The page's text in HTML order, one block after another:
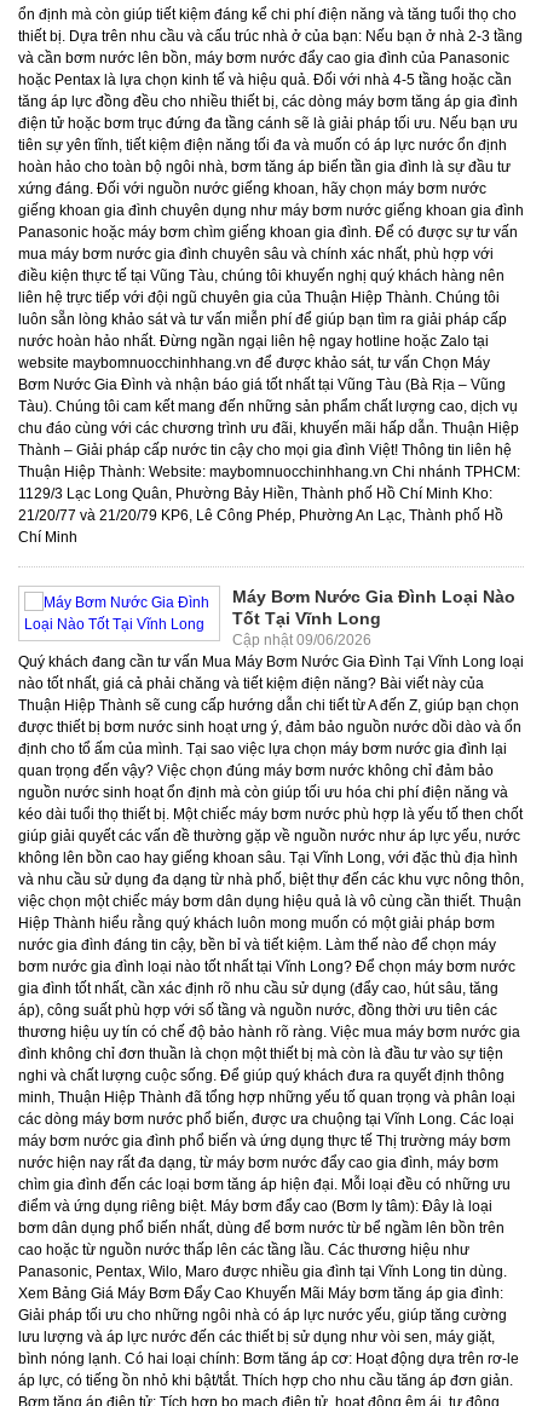
Máy Bơm Nước Gia Đình Loại Nào
Tốt Tại Vĩnh Long
Cập nhật 09/06/2026
Quý khách đang cần tư vấn Mua Máy Bơm Nước Gia Đình Tại Vĩnh Long loại nào tốt nhất, giá cả phải chăng và tiết kiệm điện năng? Bài viết này của Thuận Hiệp Thành sẽ cung cấp hướng dẫn chi tiết từ A đến Z, giúp bạn chọn được thiết bị bơm nước sinh hoạt ưng ý, đảm bảo nguồn nước dồi dào và ổn định cho tổ ấm của mình. Tại sao việc lựa chọn máy bơm nước gia đình lại quan trọng đến vậy? Việc chọn đúng máy bơm nước không chỉ đảm bảo nguồn nước sinh hoạt ổn định mà còn giúp tối ưu hóa chi phí điện năng và kéo dài tuổi thọ thiết bị. Một chiếc máy bơm nước phù hợp là yếu tố then chốt giúp giải quyết các vấn đề thường gặp về nguồn nước như áp lực yếu, nước không lên bồn cao hay giếng khoan sâu. Tại Vĩnh Long, với đặc thù địa hình và nhu cầu sử dụng đa dạng từ nhà phố, biệt thự đến các khu vực nông thôn, việc chọn một chiếc máy bơm dân dụng hiệu quả là vô cùng cần thiết. Thuận Hiệp Thành hiểu rằng quý khách luôn mong muốn có một giải pháp bơm nước gia đình đáng tin cậy, bền bỉ và tiết kiệm. Làm thế nào để chọn máy bơm nước gia đình loại nào tốt nhất tại Vĩnh Long? Để chọn máy bơm nước gia đình tốt nhất, cần xác định rõ nhu cầu sử dụng (đẩy cao, hút sâu, tăng áp), công suất phù hợp với số tầng và nguồn nước, đồng thời ưu tiên các thương hiệu uy tín có chế độ bảo hành rõ ràng. Việc mua máy bơm nước gia đình không chỉ đơn thuần là chọn một thiết bị mà còn là đầu tư vào sự tiện nghi và chất lượng cuộc sống. Để giúp quý khách đưa ra quyết định thông minh, Thuận Hiệp Thành đã tổng hợp những yếu tố quan trọng và phân loại các dòng máy bơm nước phổ biến, được ưa chuộng tại Vĩnh Long. Các loại máy bơm nước gia đình phổ biến và ứng dụng thực tế Thị trường máy bơm nước hiện nay rất đa dạng, từ máy bơm nước đẩy cao gia đình, máy bơm chìm gia đình đến các loại bơm tăng áp hiện đại. Mỗi loại đều có những ưu điểm và ứng dụng riêng biệt. Máy bơm đẩy cao (Bơm ly tâm): Đây là loại bơm dân dụng phổ biến nhất, dùng để bơm nước từ bể ngầm lên bồn trên cao hoặc từ nguồn nước thấp lên các tầng lầu. Các thương hiệu như Panasonic, Pentax, Wilo, Maro được nhiều gia đình tại Vĩnh Long tin dùng. Xem Bảng Giá Máy Bơm Đẩy Cao Khuyến Mãi Máy bơm tăng áp gia đình: Giải pháp tối ưu cho những ngôi nhà có áp lực nước yếu, giúp tăng cường lưu lượng và áp lực nước đến các thiết bị sử dụng như vòi sen, máy giặt, bình nóng lạnh. Có hai loại chính: Bơm tăng áp cơ: Hoạt động dựa trên rơ-le áp lực, có tiếng ồn nhỏ khi bật/tắt. Thích hợp cho nhu cầu tăng áp đơn giản. Bơm tăng áp điện tử: Tích hợp bo mạch điện tử, hoạt động êm ái, tự động điều chỉnh áp lực nước, tiết kiệm điện hơn. Bơm tăng áp biến tần (Inverter): Đây là dòng bơm tăng áp biến tần cho gia đình cao cấp nhất, sử dụng công nghệ biến tần để duy trì áp suất nước ổn định tuyệt đối, không gây tiếng ồn, và đặc biệt là cực kỳ tiết kiệm điện năng. Các thương hiệu nổi bật gồm Pentax, NTP, APP, Maro, Wilo. Xem Bảng Giá Máy Bơm Tăng Áp Khuyến Mãi Máy bơm chìm gia đình: Dùng để hút nước từ giếng đào, bể chứa ngầm hoặc xử lý nước thải sinh hoạt. Máy bơm chìm giếng khoan gia đình cũng thuộc loại này, chuyên dùng cho các giếng khoan sâu. Xem Bảng Giá Máy Bơm Chìm Khuyến Mãi Máy bơm nước giếng khoan gia đình: Bao gồm bơm ly tâm hút sâu, bơm hỏa tiễn (bơm chìm giếng khoan). Đặc biệt, máy bơm nước giếng khoan gia đình Panasonic rất được tin dùng. Xem Bảng Giá Bơm Hỏa Tiễn Giếng Khoan Khuyến Mãi Máy bơm nước tưới cây gia đình: Loại bơm này thường có lưu lượng lớn, cột áp vừa phải, phù hợp cho việc tưới tiêu vườn tược nhỏ. Xem Bảng Giá Bơm Tưới Vườn Khuyến Mãi Làm thế nào để chọn máy bơm nước phù hợp với số tầng và nhu cầu sử dụng của gia đình? Việc chọn máy bơm cần dựa trên chiều cao của tòa nhà (cột áp), lưu lượng nước cần thiết, và loại nguồn nước để đảm bảo hiệu suất tối ưu và tiết kiệm điện. Để đảm bảo máy bơm hoạt động hiệu quả và bền bỉ, việc tính toán thông số kỹ thuật là rất quan trọng. Thuận Hiệp Thành xin chia sẻ kinh nghiệm chọn mua máy bơm nước gia đình theo số tầng và mục đích sử dụng. Chọn máy bơm nước theo số tầng Nhà 1-2 tầng: Các loại máy bơm nước chân không gia đình hoặc bơm ly tâm công suất nhỏ (0.5HP - 1HP) với cột áp khoảng 20-30m là đủ. Các dòng máy bơm nước gia đình Panasonic, Wilo thường có nhiều lựa chọn phù hợp. Nhà 3-4 tầng: Cần máy bơm có công suất từ 1HP - 1.5HP, cột áp khoảng 30-45m. Bơm đẩy cao hoặc bơm tăng áp điện tử sẽ là lựa chọn tốt. Nhà 5 tầng trở lên: Ưu tiên máy bơm đa tầng cánh hoặc bơm trục đứng đa tầng cánh công suất từ 1.5HP - 2HP trở lên, với cột áp đạt 50-70m. Máy bơm tăng áp biến tần cho gia đình cũng là một giải pháp tuyệt vời để đảm bảo áp lực nước ổn định cho toàn bộ tòa nhà. Xem Bảng Giá Máy Bơm Đa Tầng Cánh Khuyến Mãi Cách tính thông số kỹ thuật cơ bản Để tránh lãng phí điện năng và đảm bảo hiệu suất, quý khách cần lưu ý các thông số sau: Cột áp (Head): Là chiều cao mà bơm có thể đẩy nước lên. Cần tính toán cột áp thực tế (chiều cao từ bơm đến bồn nước cao nhất) cộng thêm khoảng 10-20% tổn thất áp lực do ma sát đường ống. Ví dụ, nhà 4 tầng (khoảng 12m) cần bơm có cột áp tối thiểu 15-18m. Lưu lượng (Flow Rate): Là lượng nước bơm được trong một đơn vị thời gian (lít/phút hoặc m³/giờ). Một gia đình 4 người thường cần lưu lượng khoảng 1-2 m³/giờ. Công suất (Power): Đơn vị HP hoặc kW. Công suất càng lớn, khả năng bơm càng mạnh nhưng cũng tiêu thụ nhiều điện hơn. Chọn công suất phù hợp với cột áp và lưu lượng đã tính toán. Máy bơm nước gia đình tốn bao nhiêu điện một tháng? Lượng điện tiêu thụ của máy bơm phụ thuộc vào công suất, thời gian hoạt động và hiệu suất của bơm. Một máy bơm 1HP hoạt động 2 giờ/ngày có thể tiêu thụ khoảng 45 kWh/tháng, tương đương khoảng 100.000 - 150.000 VNĐ. Chi phí điện năng là một trong những mối quan tâm hàng đầu khi mua máy bơm nước gia đình. Thuận Hiệp Thành sẽ giúp quý khách ước tính chi phí này một cách đơn giản. Công thức và ví dụ tính toán Để tính toán điện năng tiêu thụ, ta sử dụng công thức: A (kWh) = P (kW) x t (giờ) Trong đó: A là điện năng tiêu thụ (kWh). P là công suất của máy bơm (kW). (1HP ≈ 0.75 kW). t là tổng thời gian hoạt động trong tháng (giờ). Ví dụ thực tế: Một máy bơm nước gia đình 1HP (tương đương 0.75 kW) hoạt động trung bình 2 giờ mỗi ngày. Tổng thời gian hoạt động trong 1 tháng (30 ngày): t = 2 giờ/ngày * 30 ngày = 60 giờ. Điện năng tiêu thụ: A = 0.75 kW * 60 giờ = 45 kWh. Nếu giá điện trung bình là 2.500 VNĐ/kWh (giá tham khảo, có thể thay đổi theo bậc thang): Chi phí điện hàng tháng = 45 kWh * 2.500 VNĐ/kWh = 112.500 VNĐ. Lưu ý rằng các dòng bơm tăng áp biến tần (inverter) có thể giúp giảm đáng kể chi phí này do khả năng điều chỉnh công suất linh hoạt theo nhu cầu sử dụng thực tế. Nơi nào bán máy bơm nước gia đình giá rẻ nhất và uy tín tại Vĩnh Long? Để tìm nơi bán máy bơm nước gia đình giá rẻ và uy tín tại Vĩnh Long, quý khách nên đến Thuận Hiệp Thành - đơn vị phân phối chính hãng với chính sách giá cạnh tranh, bảo hành chu đáo và dịch vụ hỗ trợ tận tâm. Việc tìm kiếm một địa chỉ đáng tin cậy để mua máy bơm nước gia đình tại Vĩnh Long là rất quan trọng. Thuận Hiệp Thành tự hào là nhà cung cấp hàng đầu, mang đến cho quý khách những sản phẩm chất lượng cao cùng dịch vụ chuyên nghiệp. Tại sao nên chọn Thuận Hiệp Thành để mua máy bơm nước gia đình? Công ty Thuận Hiệp Thành là đơn vị phân phối máy bơm nước hàng đầu tại Việt Nam, với nhiều năm kinh nghiệm và uy tín trên thị trường. Chúng tôi cam kết mang đến những giá trị vượt trội cho khách hàng tại Vĩnh Long và trên toàn quốc: Hàng chính hãng 100%: Chúng tôi chỉ cung cấp các sản phẩm máy bơm nước từ các thương hiệu nổi tiếng thế giới như Panasonic, Pentax, Wilo, Ebara, Maro, NTP, APP, Shimge, CNP, Calpeda,... có đầy đủ giấy tờ chứng minh nguồn gốc xuất xứ. Giá cả cạnh tranh nhất: Với lợi thế là nhà phân phối lớn, Thuận Hiệp Thành luôn có báo giá máy bơm nước gia đình tốt nhất, cùng nhiều chương trình khuyến mãi, chiết khấu hấp dẫn, đặc biệt khi mua số lượng lớn. Đa dạng sản phẩm: Từ máy bơm nước đẩy cao gia đình, máy bơm tăng áp, bơm chìm, bơm giếng khoan, máy bơm nước tướicây gia đình cho đến các loại máy bơm nước gia đình wilo, máy bơm nước gia đình pentax, máy bơm nước gia đình panasonic, chúng tôi đều có sẵn để đáp ứng mọi nhu cầu của quý khách. Xem Bảng Giá Máy Bơm Nước Inox Khuyến Mãi Tư vấn chuyên nghiệp: Đội ngũ kỹ thuật viên giàu kinh nghiệm của Thuận Hiệp Thành sẽ tư vấn mua máy bơm nước gia đình, giúp quý khách chọn được sản phẩm phù hợp nhất với nhu cầu và ngân sách, tối ưu hóa hiệu quả sử dụng. Dịch vụ hậu mãi chu đáo: Giao hàng nhanh chóng, hỗ trợ lắp đặt tận nơi, và chính sách bảo hành, bảo trì rõ ràng, minh bạch tại Vĩnh Long và các tỉnh lân cận. Bảng giá máy bơm nước gia đình mới nhất (tham khảo) tại Thuận Hiệp Thành có gì đặc biệt? Thuận Hiệp Thành cung cấp báo giá máy bơm nước gia đình cạnh tranh, minh bạch với nhiều lựa chọn từ các thương hiệu hàng đầu như Panasonic, Pentax, Wilo, Ebara, Maro, cùng các dòng bơm đa tầng cánh inox, đảm bảo khách hàng có thể dễ dàng so sánh và chọn mua. Để giúp quý khách dễ dàng ước tính chi phí và lựa chọn sản phẩm, Thuận Hiệp Thành xin cung cấp bảng giá máy bơm nước gia đình tham khảo mới nhất. Xin lưu ý rằng giá cả có thể thay đổi tùy thuộc vào thời điểm và chương trình khuyến mãi. Loại Máy Bơm Công Suất Tiêu Biểu Khoảng Giá Tham Khảo (VNĐ) Máy bơm nước đẩy cao gia đình (Panasonic, Wilo) 125W - 350W 1.000.000 - 2.500.000 Máy bơm tăng áp cơ (Panasonic, Wilo) 100W - 200W 1.200.000 - 3.000.000 Máy bơm tăng áp điện tử (Pentax, Maro) 125W - 300W 2.500.000 - 5.000.000 Bơm tăng áp biến tần (Pentax, NTP, Wilo) 0.37kW - 1.1kW 4.000.000 - 15.000.000+ Máy bơm chìm gia đình (Ebara, Shimge) 0.5HP - 1.5HP 1.500.000 - 4.000.000 Máy bơm giếng khoan gia đình (Panasonic, Pentax) 0.75HP - 2HP 2.000.000 - 6.000.000 Để nhận được báo giá tốt nhất và các chương trình ưu đãi lớn, khuyến mãi đặc biệt, quý khách vui lòng liên hệ trực tiếp với Thuận Hiệp Thành. Chúng tôi luôn có chiết khấu cao khi mua số lượng lớn và sẵn sàng hỗ trợ tư vấn để quý khách có